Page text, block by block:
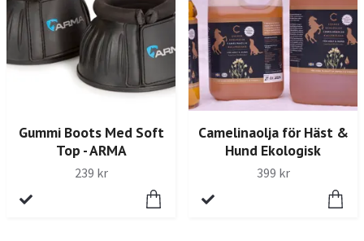
Gummi Boots Med Soft
Top - ARMA
239 kr
Camelinaolja för Häst &
Hund Ekologisk
399 kr